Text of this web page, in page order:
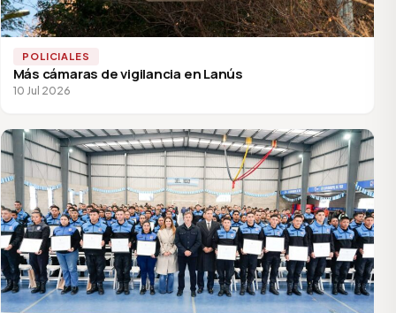
POLICIALES
Más cámaras de vigilancia en Lanús
10 Jul 2026